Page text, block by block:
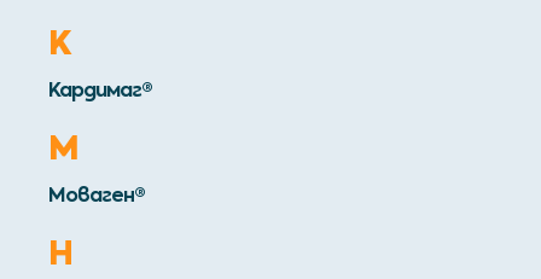
К
Кардимаг®
М
Моваген®
Н